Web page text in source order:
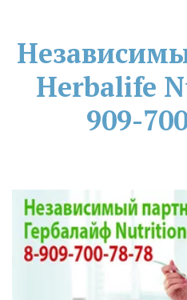
Herbalife
909-